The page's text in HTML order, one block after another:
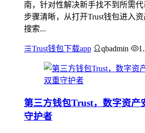
南，针对性解决新手找不到所需
步骤清晰，从打开Trust钱包进入
搜索...
Trust钱包下载app qbadmin
第三方钱包Trust，数字资产
守护者